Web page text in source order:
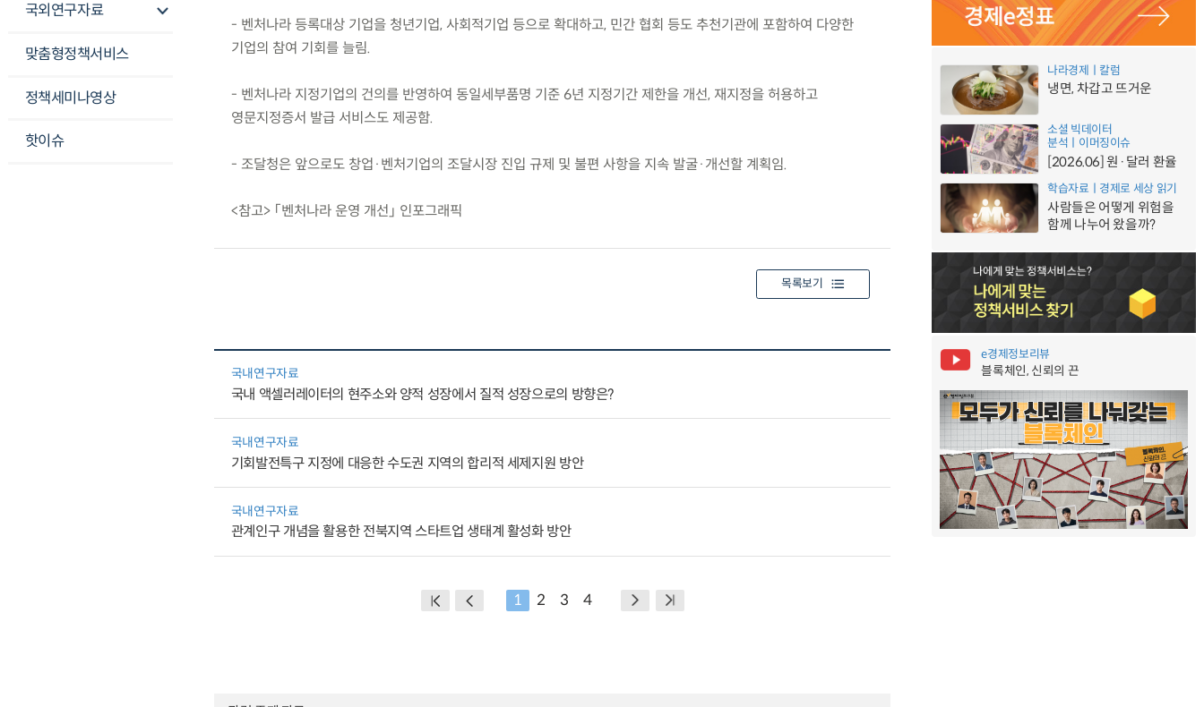
국외연구자료
맞춤형정책서비스
정책세미나영상
핫이슈
- 벤처나라 등록대상 기업을 청년기업, 사회적기업 등으로 확대하고, 민간 협회 등도 추천기관에 포함하여 다양한
기업의 참여 기회를 늘림.
- 벤처나라 지정기업의 건의를 반영하여 동일세부품명 기준 6년 지정기간 제한을 개선, 재지정을 허용하고
영문지정증서 발급 서비스도 제공함.
- 조달청은 앞으로도 창업·벤처기업의 조달시장 진입 규제 및 불편 사항을 지속 발굴·개선할 계획임.
<참고> 「벤처나라 운영 개선」 인포그래픽
목록보기
국내연구자료
국내 액셀러레이터의 현주소와 양적 성장에서 질적 성장으로의 방향은?
국내연구자료
기회발전특구 지정에 대응한 수도권 지역의 합리적 세제지원 방안
국내연구자료
관계인구 개념을 활용한 전북지역 스타트업 생태계 활성화 방안
1 2 3 4
나라경제ㅣ칼럼
냉면, 차갑고 뜨거운
소셜 빅데이터
분석ㅣ이머징이슈
[2026.06] 원·달러 환율
학습자료ㅣ경제로 세상 읽기
사람들은 어떻게 위험을
함께 나누어 왔을까?
e경제정보리뷰
블록체인, 신뢰의 끈